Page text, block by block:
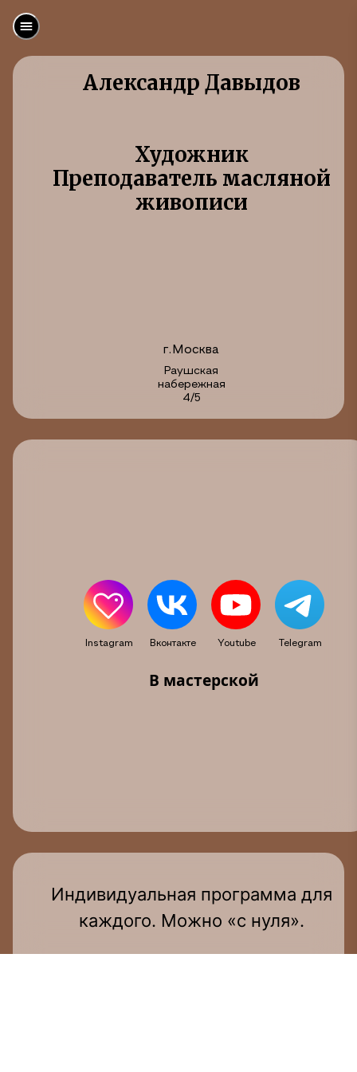
Александр Давыдов
Художник
Преподаватель масляной
живописи
г.Москва
Раушская
набережная
4/5
Instagram Вконтакте Youtube Telegram
В мастерской
Индивидуальная программа для
каждого. Можно «с нуля».
Современно, не скучно, на понятном